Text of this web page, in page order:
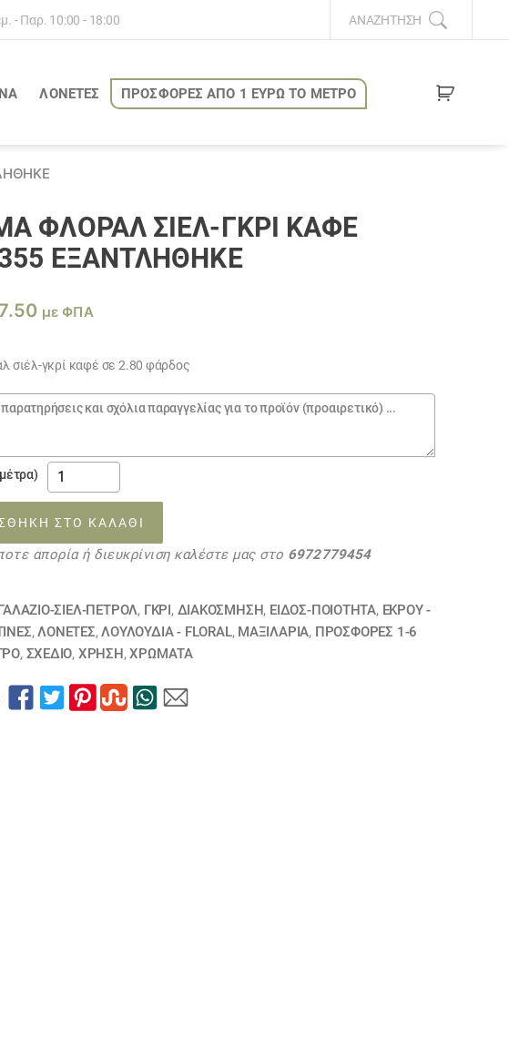
- Παρ. 10:00 - 18:00 ΑΝΑΖΉΤΗΣΗ
ΛΟΝΈΤΕΣ ΠΡΟΣΦΟΡΕΣ ΑΠΟ 1 ΕΥΡΩ ΤΟ ΜΕΤΡΟ
ΦΛΟΡΆΛ ΣΙΈΛ-ΓΚΡΊ ΚΑΦΈ
ΕΞΑΝΤΛΗΘΗΚΕ
7.50Η
τιμή
είναι:
€7.50.
με ΦΠΑ
σιέλ-γκρί καφέ σε 2.80 φάρδος
ύφασμα
φλοράλ
σιέλ-
γκρί
καφέ
ΕΞΑΝΤΛΗΘΗΚΕ
ποσότητα
ΣΤΟ ΚΑΛΆΘΙ
απορία ή διευκρίνιση καλέστε μας στο 6972779454
ΣΙΕΛ-ΠΕΤΡΟΛ, ΓΚΡΙ, ΔΙΑΚΟΣΜΗΣΗ, ΕΙΔΟΣ-ΠΟΙΟΤΗΤΑ, ΕΚΡΟΥ -
,ΛΟΝΈΤΕΣ,ΛΟΥΛΟΎΔΙΑ - FLORAL, ΜΑΞΙΛΆΡΙΑ, ΠΡΟΣΦΟΡΕΣ 1-6
, ΣΧΕΔΙΟ, ΧΡΗΣΗ,ΧΡΏΜΑΤΑ